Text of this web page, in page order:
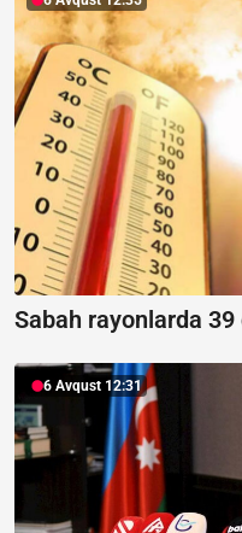
Sabah rayonlarda
6 Avqust 12:31